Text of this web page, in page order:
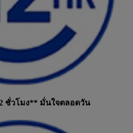
ชั่วโมง** มั่นใจตลอดวัน